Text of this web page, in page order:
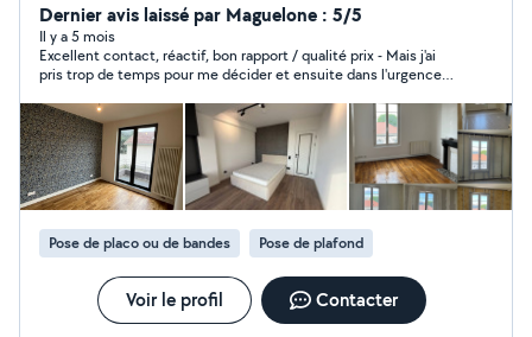
projet de construction, une rénovation ? Notre
entreprise générale de bâtiment est à votre service
pour toute demande de :- Rénovation partiel ou
complète - Démolition , débarras de votre bien -
Carrelage - Plâtrerie - Menuiserie - Isolation - Pose de
cloison ou de faux plafond - Peinture - Pose de
revêtement sol et mûr - Création salle de bain
contemporaine et cuisine équipée -Un devis rapide et
détaillé vous sera offert , N'hésitez pas à nous joindre
par téléphone afin de convenir d'un rendez vous.
Dernier avis laissé par Maguelone : 5/5
Il y a 5 mois
Excellent contact, réactif, bon rapport / qualité prix - Mais j'ai
pris trop de temps pour me décider et ensuite dans l'urgence
j'espère que la prochaine fois, ça se concrétisera !
Pose de placo ou de bandes Pose de plafond
Voir le profil Contacter